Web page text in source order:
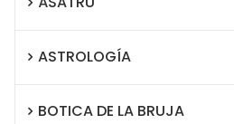
ASTROLOGÍA
BOTICA DE LA BRUJA